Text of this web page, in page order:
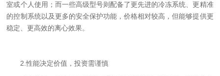
室或个人使用；而一些高级型号则配备了更先进的冷冻系统、更精准
的控制系统以及更多的安全保护功能，价格相对较高，但能够提供更
稳定、更高效的离心效果。
2.性能决定价值，投资需谨慎